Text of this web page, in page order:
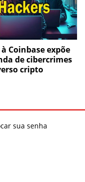
Coinbase expõe
de cibercrimes
cripto
sua senha